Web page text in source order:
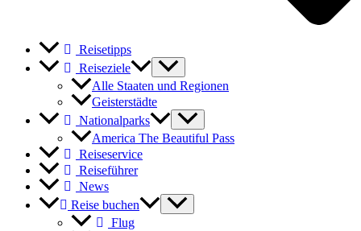
Reisetipps
Reiseziele
Alle Staaten und Regionen
Geisterstädte
Nationalparks
America The Beautiful Pass
Reiseservice
Reiseführer
News
Reise buchen
Flug